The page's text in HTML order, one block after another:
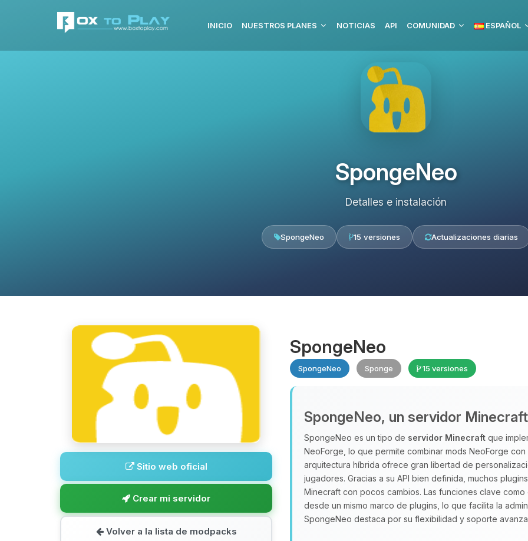
INICIO NUESTROS PLANES NOTICIAS API COMUNIDAD ESPAÑOL
SpongeNeo
Detalles e instalación
SpongeNeo 15 versiones Actualizaciones diarias
Sitio web oficial
Crear mi servidor
Volver a la lista de modpacks
SpongeNeo
SpongeNeo Sponge 15 versiones
SpongeNeo, un servidor
SpongeNeo es un tipo de servidor Minecraft que
NeoForge, lo que permite combinar mods NeoForge
arquitectura híbrida ofrece gran libertad de
jugadores. Gracias a su API bien definida, muchos
Minecraft con pocos cambios. Las funciones clave
desde un mismo marco de plugins, lo que facilita la
SpongeNeo destaca por su flexibilidad y soporte